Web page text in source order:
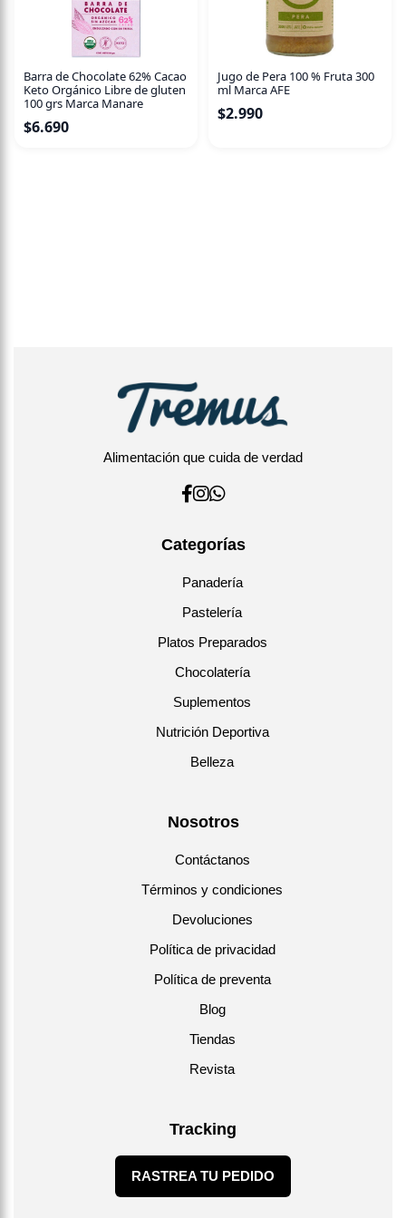
ramificado, de entre 1 y 2 metros de altura.
Barra de Chocolate 62% Cacao
Keto Orgánico Libre de gluten
100 grs Marca Manare
$6.690
Jugo de Pera 100 % Fruta 300
ml Marca AFE
$2.990
Alimentación que cuida de verdad
Categorías
Panadería
Pastelería
Platos Preparados
Chocolatería
Suplementos
Nutrición Deportiva
Belleza
Nosotros
Contáctanos
Términos y condiciones
Devoluciones
Política de privacidad
Política de preventa
Blog
Tiendas
Revista
Tracking
RASTREA TU PEDIDO